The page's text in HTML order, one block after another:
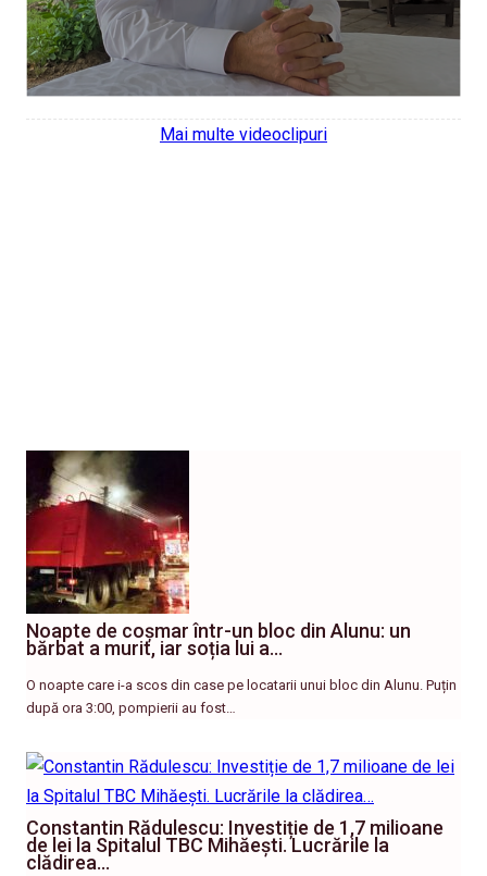
Mai multe videoclipuri
Noapte de coșmar într-un bloc din Alunu: un
bărbat a murit, iar soția lui a…
O noapte care i-a scos din case pe locatarii unui bloc din Alunu. Puțin
după ora 3:00, pompierii au fost…
Constantin Rădulescu: Investiție de 1,7 milioane
de lei la Spitalul TBC Mihăești. Lucrările la
clădirea…